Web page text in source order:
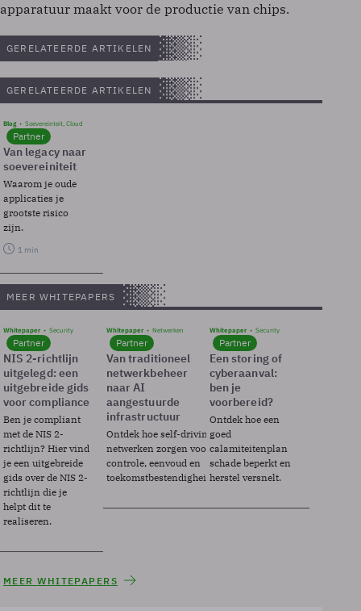
apparatuur maakt voor de productie van chips.
GERELATEERDE ARTIKELEN
GERELATEERDE ARTIKELEN
Blog Soevereinteit, Cloud
Partner
Van legacy naar
soevereiniteit
Waarom je oude
applicaties je
grootste risico
zijn.
1 min
MEER WHITEPAPERS
Whitepaper Security
Partner
NIS 2-richtlijn
uitgelegd: een
uitgebreide gids
voor compliance
Ben je compliant
met de NIS 2-
richtlijn? Hier vind
je een uitgebreide
gids over de NIS 2-
richtlijn die je
helpt dit te
realiseren.
Whitepaper Netwerken
Partner
Van traditioneel
netwerkbeheer
naar AI
aangestuurde
infrastructuur
Ontdek hoe self-driving
netwerken zorgen voor
controle, eenvoud en
toekomstbestendigheid.
Whitepaper Security
Partner
Een storing of
cyberaanval:
ben je
voorbereid?
Ontdek hoe een
goed
calamiteitenplan
schade beperkt en
herstel versnelt.
MEER WHITEPAPERS